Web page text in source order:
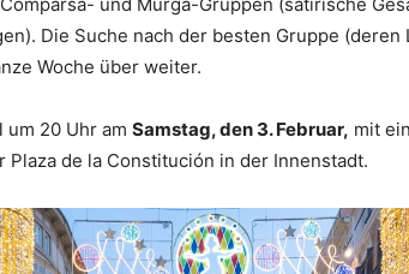
Die Suche nach der besten Gruppe (deren
Woche über weiter.
20 Uhr am Samstag, den 3. Februar, mit
de la Constitución in der Innenstadt.